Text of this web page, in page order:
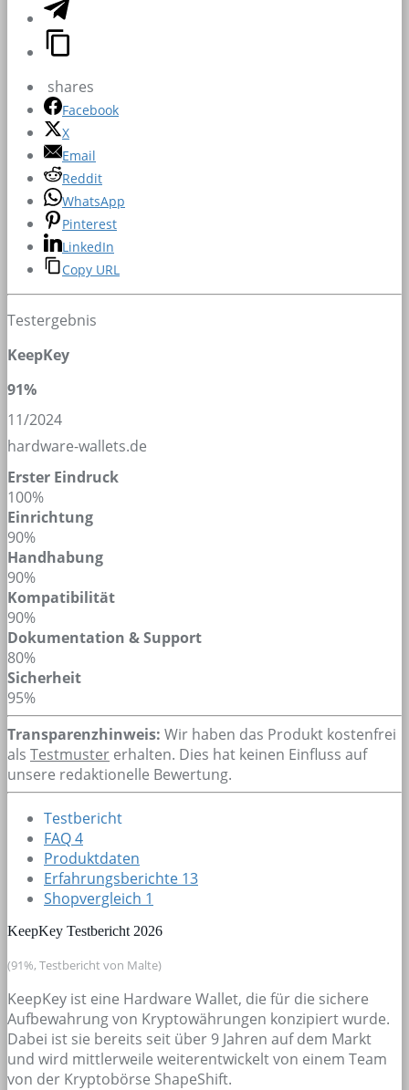
shares
Facebook
X
Email
Reddit
WhatsApp
Pinterest
LinkedIn
Copy URL
Testergebnis
KeepKey
91%
11/2024
hardware-wallets.de
Erster Eindruck
100%
Einrichtung
90%
Handhabung
90%
Kompatibilität
90%
Dokumentation & Support
80%
Sicherheit
95%
Transparenzhinweis: Wir haben das Produkt kostenfrei
als Testmuster erhalten. Dies hat keinen Einfluss auf
unsere redaktionelle Bewertung.
Testbericht
FAQ4
Produktdaten
Erfahrungsberichte 13
Shopvergleich 1
KeepKey Testbericht 2026
(91%, Testbericht von Malte)
KeepKey ist eine Hardware Wallet, die für die sichere
Aufbewahrung von Kryptowährungen konzipiert wurde.
Dabei ist sie bereits seit über 9 Jahren auf dem Markt
und wird mittlerweile weiterentwickelt von einem Team
von der Kryptobörse ShapeShift.